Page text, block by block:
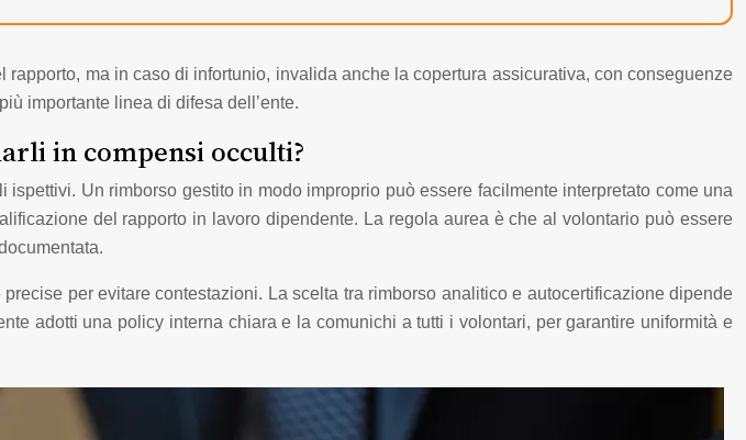
ma in caso di infortunio, invalida anche la copertura assicurativa, con conseguenze
importante linea di difesa dell’ente.
in compensi occulti?
Un rimborso gestito in modo improprio può essere facilmente interpretato come una
del rapporto in lavoro dipendente. La regola aurea è che al volontario può essere
per evitare contestazioni. La scelta tra rimborso analitico e autocertificazione dipende
adotti una policy interna chiara e la comunichi a tutti i volontari, per garantire uniformità e